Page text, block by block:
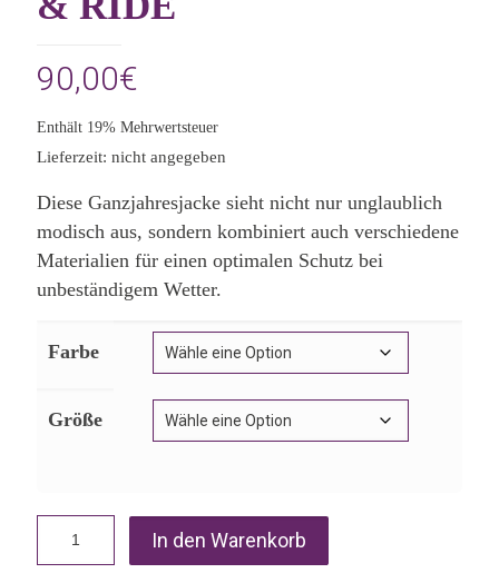
90,00€
Enthält 19% Mehrwertsteuer
Lieferzeit: nicht angegeben
Diese Ganzjahresjacke sieht nicht nur unglaublich
modisch aus, sondern kombiniert auch verschiedene
Materialien für einen optimalen Schutz bei
unbeständigem Wetter.
Farbe
Größe
In den Warenkorb